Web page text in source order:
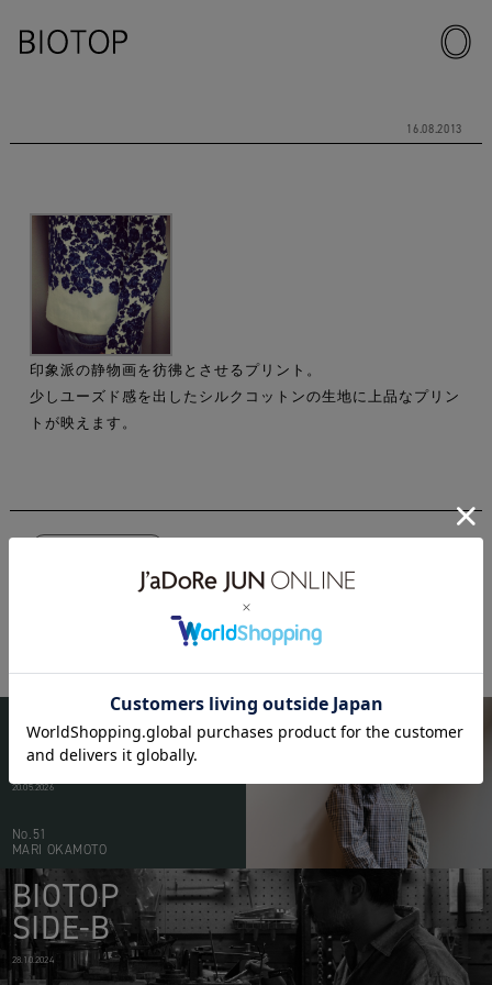
16.08.2013
印象派の静物画を彷彿とさせるプリント。
少しユーズド感を出したシルクコットンの生地に上品なプリン
トが映えます。
BIOTOP
PEOPLE
20.05.2026
No.51
MARI OKAMOTO
BIOTOP
SIDE-B
28.10.2024